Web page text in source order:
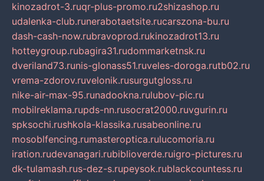
kinozadrot-3.ruqr-plus-promo.ru2shizashop.ru
udalenka-club.runerabotaetsite.rucarszona-bu.ru
dash-cash-now.rubravoprod.rukinozadrot13.ru
hotteygroup.rubagira31.rudommarketnsk.ru
dveriland73.runis-glonass51.ruveles-doroga.rutb02.ru
vrema-zdorov.ruvelonik.rusurgutgloss.ru
nike-air-max-95.runadookna.rulubov-pic.ru
mobilreklama.rupds-nn.rusocrat2000.ruvgurin.ru
spksochi.rushkola-klassika.rusabeonline.ru
mosoblfencing.rumasteroptica.rulucomoria.ru
iration.rudevanagari.rubiblioverde.ruigro-pictures.ru
dk-tulamash.rus-dez-s.rupeysok.rublackcountess.ru